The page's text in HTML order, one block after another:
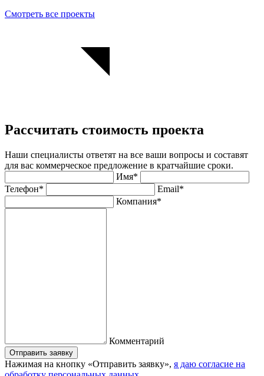
Смотреть все проекты
Рассчитать стоимость проекта
Наши специалисты ответят на все ваши вопросы и составят
для вас коммерческое предложение в кратчайшие сроки.
Имя*
Телефон*
Email*
Компания*
Комментарий
Отправить заявку
Нажимая на кнопку «Отправить заявку», я даю согласие на